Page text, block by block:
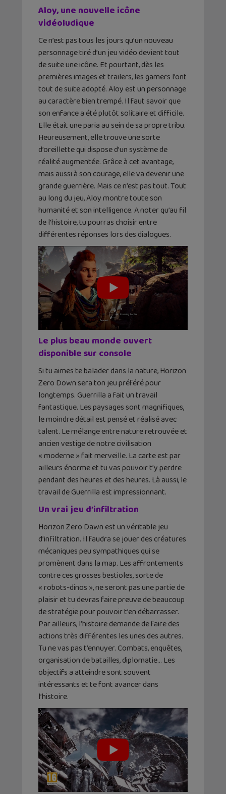
Aloy, une nouvelle icône
vidéoludique
Ce n’est pas tous les jours qu’un nouveau
personnage tiré d’un jeu vidéo devient tout
de suite une icône. Et pourtant, dès les
premières images et trailers, les gamers l’ont
tout de suite adopté. Aloy est un personnage
au caractère bien trempé. Il faut savoir que
son enfance a été plutôt solitaire et difficile.
Elle était une paria au sein de sa propre tribu.
Heureusement, elle trouve une sorte
d’oreillette qui dispose d’un système de
réalité augmentée. Grâce à cet avantage,
mais aussi à son courage, elle va devenir une
grande guerrière. Mais ce n’est pas tout. Tout
au long du jeu, Aloy montre toute son
humanité et son intelligence. A noter qu’au fil
de l’histoire, tu pourras choisir entre
différentes réponses lors des dialogues.
Le plus beau monde ouvert
disponible sur console
Si tu aimes te balader dans la nature, Horizon
Zero Down sera ton jeu préféré pour
longtemps. Guerrilla a fait un travail
fantastique. Les paysages sont magnifiques,
le moindre détail est pensé et réalisé avec
talent. Le mélange entre nature retrouvée et
ancien vestige de notre civilisation
« moderne » fait merveille. La carte est par
ailleurs énorme et tu vas pouvoir t’y perdre
pendant des heures et des heures. Là aussi, le
travail de Guerrilla est impressionnant.
Un vrai jeu d’infiltration
Horizon Zero Dawn est un véritable jeu
d’infiltration. Il faudra se jouer des créatures
mécaniques peu sympathiques qui se
promènent dans la map. Les affrontements
contre ces grosses bestioles, sorte de
« robots-dinos », ne seront pas une partie de
plaisir et tu devras faire preuve de beaucoup
de stratégie pour pouvoir t’en débarrasser.
Par ailleurs, l’histoire demande de faire des
actions très différentes les unes des autres.
Tu ne vas pas t’ennuyer. Combats, enquêtes,
organisation de batailles, diplomatie… Les
objectifs a atteindre sont souvent
intéressants et te font avancer dans
l’histoire.